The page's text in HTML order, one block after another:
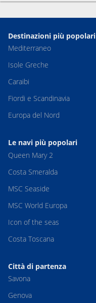
Destinazioni più popolari
Mediterraneo
Isole Greche
Caraibi
Fiordi e Scandinavia
Europa del Nord
Le navi più popolari
Queen Mary 2
Costa Smeralda
MSC Seaside
MSC World Europa
Icon of the seas
Costa Toscana
Città di partenza
Savona
Genova